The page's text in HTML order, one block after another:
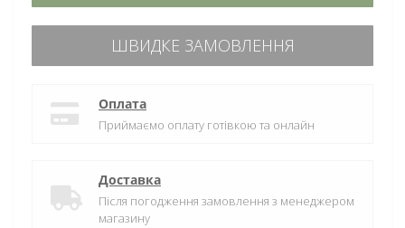
ШВИДКЕ ЗАМОВЛЕННЯ
Оплата
Приймаємо оплату готівкою та онлайн
Доставка
Після погодження замовлення з менеджером
магазину